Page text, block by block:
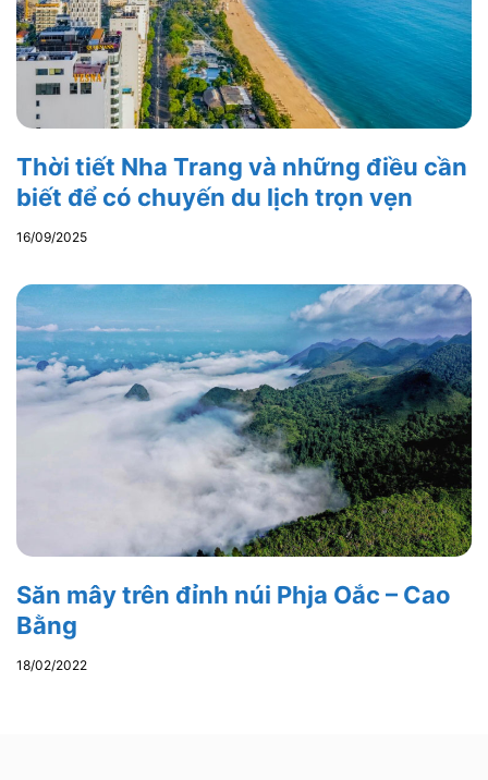
Thời tiết Nha Trang và những điều cần
biết để có chuyến du lịch trọn vẹn
16/09/2025
Săn mây trên đỉnh núi Phja Oắc – Cao
Bằng
18/02/2022